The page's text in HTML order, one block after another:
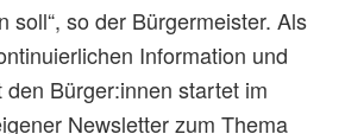
soll“, so der Bürgermeister. Als
Information und
den Bürger:innen startet im
Newsletter zum Thema